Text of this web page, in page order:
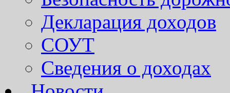
Декларация доходов
СОУТ
Сведения о доходах